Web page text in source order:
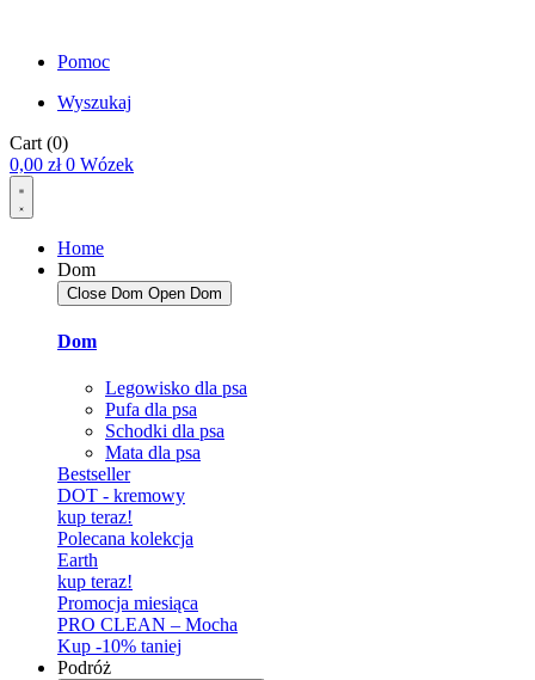
Pomoc
Wyszukaj
Cart (0)
0,00 zł 0 Wózek
Home
Dom
Close Dom Open Dom
Dom
Legowisko dla psa
Pufa dla psa
Schodki dla psa
Mata dla psa
Bestseller
DOT - kremowy
kup teraz!
Polecana kolekcja
Earth
kup teraz!
Promocja miesiąca
PRO CLEAN – Mocha
Kup -10% taniej
Podróż